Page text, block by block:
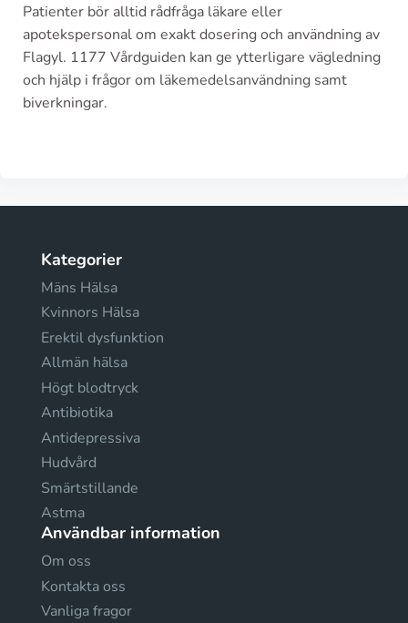
Patienter bör alltid rådfråga läkare eller
apotekspersonal om exakt dosering och användning av
Flagyl. 1177 Vårdguiden kan ge ytterligare vägledning
och hjälp i frågor om läkemedelsanvändning samt
biverkningar.
Kategorier
Mäns Hälsa
Kvinnors Hälsa
Erektil dysfunktion
Allmän hälsa
Högt blodtryck
Antibiotika
Antidepressiva
Hudvård
Smärtstillande
Astma
Användbar information
Om oss
Kontakta oss
Vanliga fragor